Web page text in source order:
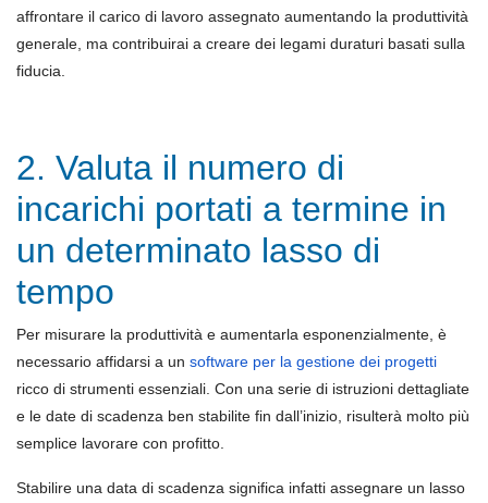
affrontare il carico di lavoro assegnato aumentando la produttività
generale, ma contribuirai a creare dei legami duraturi basati sulla
fiducia.
2. Valuta il numero di
incarichi portati a termine in
un determinato lasso di
tempo
Per misurare la produttività e aumentarla esponenzialmente, è
necessario affidarsi a un software per la gestione dei progetti
ricco di strumenti essenziali. Con una serie di istruzioni dettagliate
e le date di scadenza ben stabilite fin dall’inizio, risulterà molto più
semplice lavorare con profitto.
Stabilire una data di scadenza significa infatti assegnare un lasso